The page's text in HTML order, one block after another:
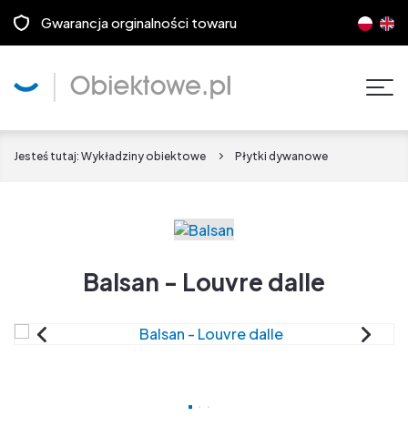
Gwarancja orginalności towaru
Jesteś tutaj: Wykładziny obiektowe Płytki dywanowe
Balsan - Louvre dalle